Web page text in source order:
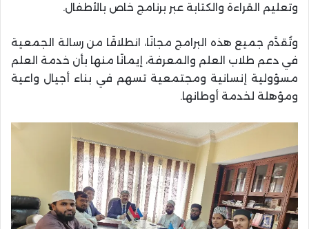
وتعليم القراءة والكتابة عبر برنامج خاص بالأطفال.
وتُقدَّم جميع هذه البرامج مجانًا، انطلاقًا من رسالة الجمعية
في دعم طلاب العلم والمعرفة، إيمانًا منها بأن خدمة العلم
مسؤولية إنسانية ومجتمعية تسهم في بناء أجيال واعية
ومؤهلة لخدمة أوطانها.